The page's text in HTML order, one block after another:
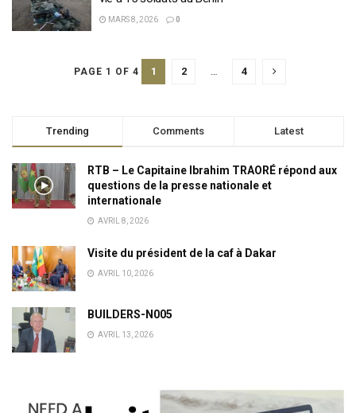
MARS 8, 2026 0
PAGE 1 OF 4 1 2 4
Trending Comments Latest
RTB – Le Capitaine Ibrahim TRAORÉ répond aux
questions de la presse nationale et
internationale
AVRIL 8, 2026
Visite du président de la caf à Dakar
AVRIL 10, 2026
BUILDERS-N005
AVRIL 13, 2026